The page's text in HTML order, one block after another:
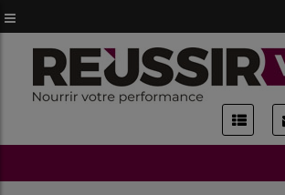
au
contenu
principal